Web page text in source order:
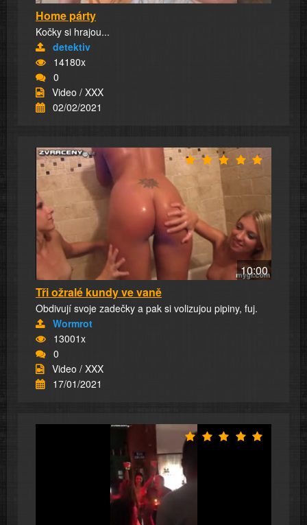
Home párty
Kočky si hrajou...
detektiv
14180x
0
Video / XXX
02/02/2021
10:00
Tři ožralé kundy ve vaně
Obdivují svoje zadečky a pak si volizujou pipiny, fuj.
Wormrot
13001x
0
Video / XXX
17/01/2021